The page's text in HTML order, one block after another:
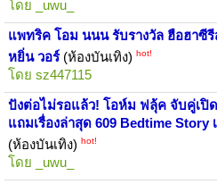
โดย _uwu_
แพทริค โอม นนน รับรางวัล ฮือฮาซี
หยิ่น วอร์(ห้องบันเทิง) hot!
โดย sz447115
ปังต่อไม่รอแล้ว! โอห์ม ฟลุ้ค จับคู่เปิด
แถมเรื่องล่าสุด 609 Bedtime
(ห้องบันเทิง) hot!
โดย _uwu_